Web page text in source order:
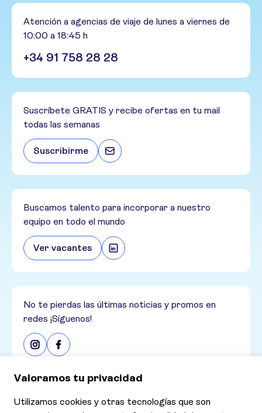
Atención a agencias de viaje de lunes a viernes de
10:00 a 18:45 h
+34 91 758 28 28
Suscríbete GRATIS y recibe ofertas en tu mail
todas las semanas
Suscribirme
Buscamos talento para incorporar a nuestro
equipo en todo el mundo
Ver vacantes
No te pierdas las últimas noticias y promos en
redes ¡Síguenos!
Consultar nuestras últimas ofertas